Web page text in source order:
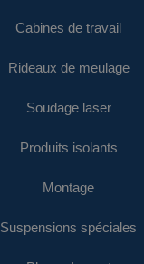
Cabines de travail
Rideaux de meulage
Soudage laser
Produits isolants
Montage
Suspensions spéciales